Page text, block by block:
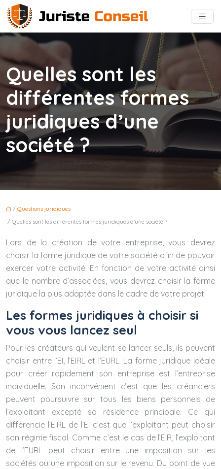
Quelles sont les
différentes formes
juridiques d’une
société ?
/ Questions juridiques
/ Quelles sont les différentes formes juridiques d’une société ?
Lors de la création de votre entreprise, vous devrez
choisir la forme juridique de votre société afin de pouvoir
exercer votre activité. En fonction de votre activité ainsi
que le nombre d’associées, vous devrez choisir la forme
juridique la plus adaptée dans le cadre de votre projet.
Les formes juridiques à choisir si
vous vous lancez seul
Pour les créateurs qui veulent se lancer seuls, ils peuvent
choisir entre l’EI, l’EIRL et l’EURL. La forme juridique idéale
pour créer rapidement son entreprise est l’entreprise
individuelle. Son inconvénient c’est que les créanciers
peuvent poursuivre sur tous les biens personnels de
l’exploitant excepté sa résidence principale. Ce qui
différencie l’EIRL de l’EI c’est que l’exploitant peut choisir
son régime fiscal. Comme c’est le cas de l’EIR, l’exploitant
de l’EURL peut choisir entre une imposition sur les
sociétés ou une imposition sur le revenu. Du point de vue